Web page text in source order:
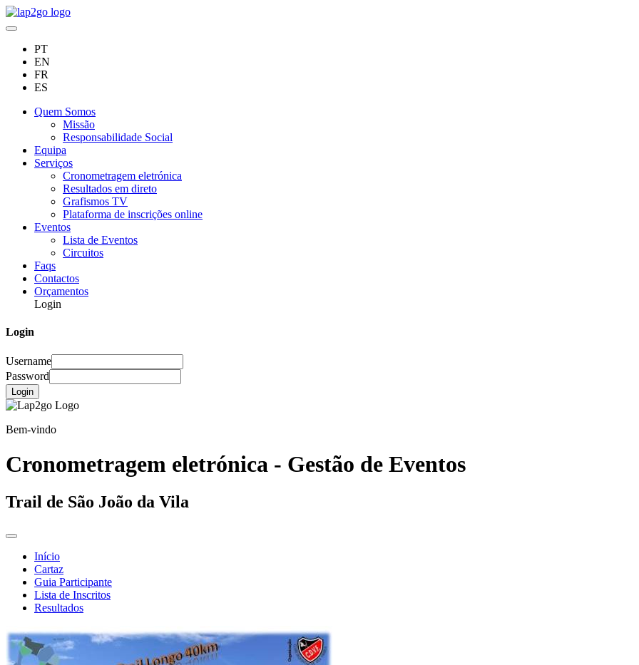
PT
EN
FR
ES
Quem Somos
Missão
Responsabilidade Social
Equipa
Serviços
Cronometragem eletrónica
Resultados em direto
Grafismos TV
Plataforma de inscrições online
Eventos
Lista de Eventos
Circuitos
Faqs
Contactos
Orçamentos
Login
Login
Username
Password
Login
Bem-vindo
Cronometragem eletrónica - Gestão de Eventos
Trail de São João da Vila
Início
Cartaz
Guia Participante
Lista de Inscritos
Resultados